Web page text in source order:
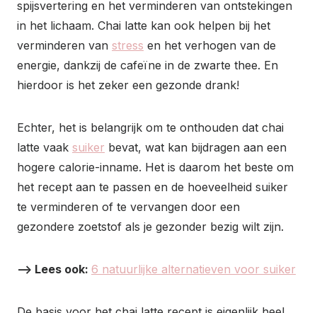
spijsvertering en het verminderen van ontstekingen
in het lichaam. Chai latte kan ook helpen bij het
verminderen van stress en het verhogen van de
energie, dankzij de cafeïne in de zwarte thee. En
hierdoor is het zeker een gezonde drank!
Echter, het is belangrijk om te onthouden dat chai
latte vaak suiker bevat, wat kan bijdragen aan een
hogere calorie-inname. Het is daarom het beste om
het recept aan te passen en de hoeveelheid suiker
te verminderen of te vervangen door een
gezondere zoetstof als je gezonder bezig wilt zijn.
–> Lees ook: 6 natuurlijke alternatieven voor suiker